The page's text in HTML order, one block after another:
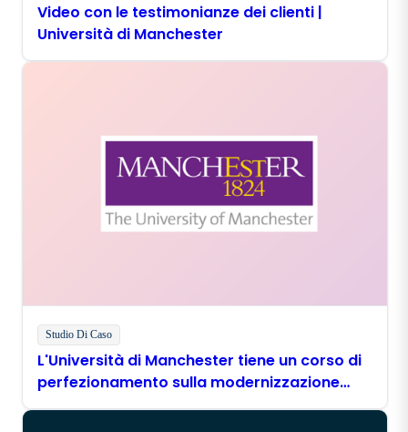
Video con le testimonianze dei clienti |
Università di Manchester
Studio Di Caso
L'Università di Manchester tiene un corso di
perfezionamento sulla modernizzazione
digitale con Boomi